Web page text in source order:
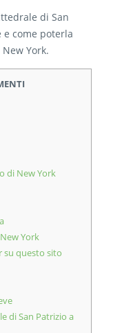
di San
e come poterla
York.
di New York
York
su questo sito
di San Patrizio a